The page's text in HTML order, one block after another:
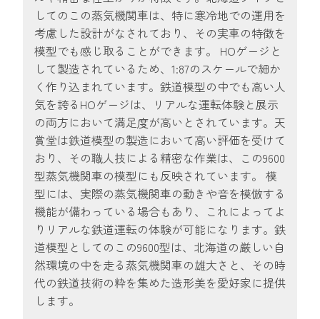
してのこの蒸気機関車は、特に寒冷地での運用を
考慮した設計がなされており、その実車の特徴を
模型でも感じ取ることができます。 HOゲージと
して製造されているため、1:87のスケールで細か
く作り込まれています。鉄道模型の中でも高い人
気を誇るHOゲージは、リアルな運転体験と展示
の両方において満足度が高いとされています。天
賞堂は鉄道模型の製造において高い評価を受けて
おり、その職人技による精密な作業は、この9600
型蒸気機関車の模型にも反映されています。 模
型には、実際の蒸気機関車の動きや音を模倣する
機能が備わっている場合もあり、これによってよ
りリアルな鉄道運転の体験が可能になります。鉄
道模型としてのこの9600型は、北海道の厳しい自
然環境の中を走る蒸気機関車の雄大さと、その時
代の鉄道技術の粋を集めた造形美を愛好家に提供
します。